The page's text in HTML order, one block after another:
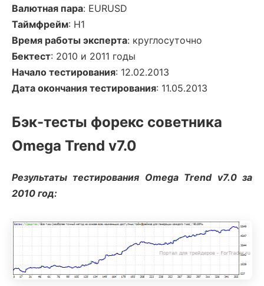
Валютная пара: EURUSD
Таймфрейм: Н1
Время работы эксперта: круглосуточно
Бектест: 2010 и 2011 годы
Начало тестирования: 12.02.2013
Дата окончания тестирования: 11.05.2013
Бэк-тесты форекс советника
Omega Trend v7.0
Результаты тестирования Omega Trend v7.0 за
2010 год: